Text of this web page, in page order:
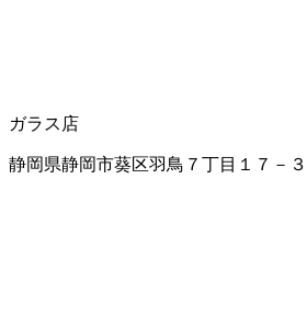
ガラス店
静岡県静岡市葵区羽鳥７丁目１７－３